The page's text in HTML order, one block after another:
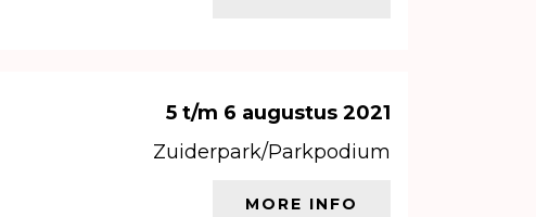
5 t/m 6 augustus 2021
Zuiderpark/Parkpodium
MORE INFO